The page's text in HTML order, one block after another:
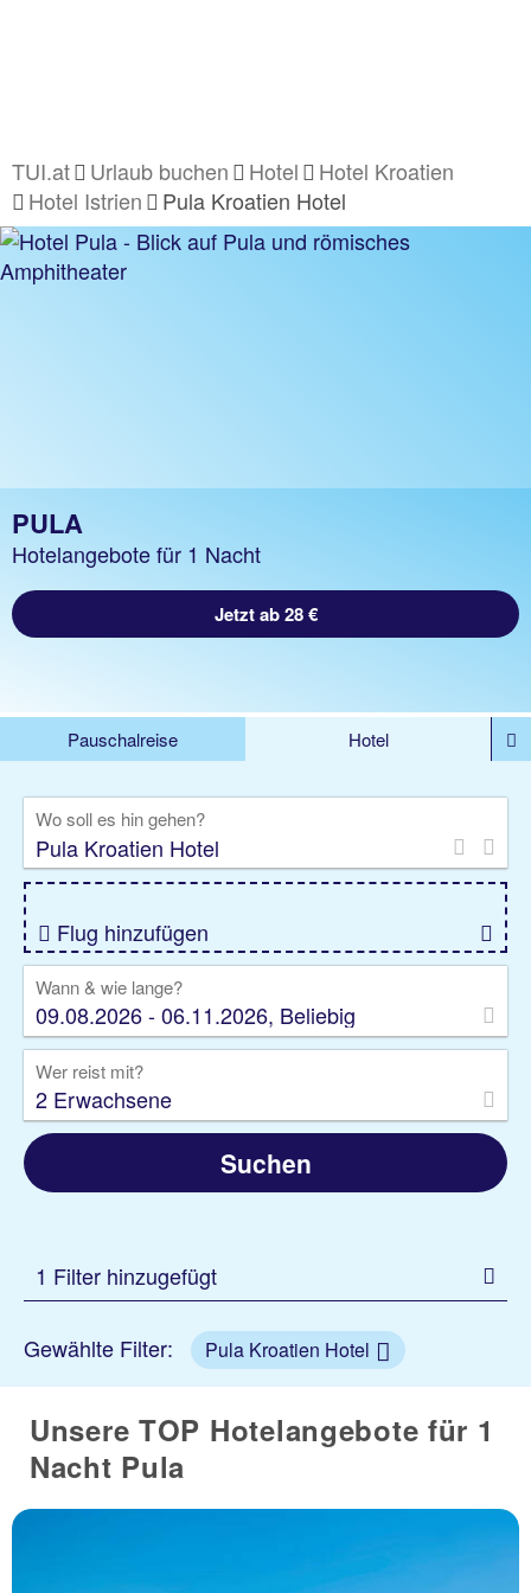
TUI.at Urlaub buchen Hotel
Hotel Kroatien
Hotel Istrien
Pula Kroatien Hotel
PULA
Hotelangebote für 1 Nacht
Jetzt ab 28 €
Pauschalreise
Hotel
Rundreise
Kreuzfahrt
Gruppenreise
Camper Privattransfer
Wo soll es hin gehen?
Flug hinzufügen
Wann & wie lange?
09.08.2026 - 06.11.2026, Beliebig
Wer reist mit?
2 Erwachsene
Suchen
1 Filter hinzugefügt
Gewählte Filter: Pula Kroatien Hotel
Unsere TOP Hotelangebote für 1
Nacht Pula